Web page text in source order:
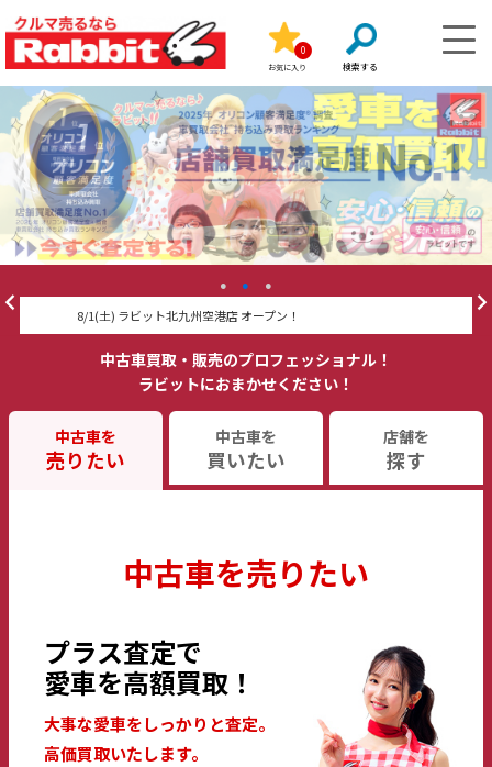
お気に入り
0
8/1(土) ラビット北九州空港店 オープン！
中古車買取・販売のプロフェッショナル！
ラビットにおまかせください！
中古車を
売りたい
中古車を
買いたい
店舗を
探す
中古車を売りたい
プラス査定で
愛車を高額買取！
大事な愛車をしっかりと査定。
高価買取いたします。